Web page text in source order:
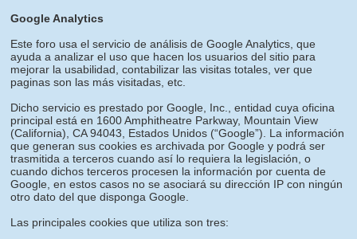
Google Analytics
Este foro usa el servicio de análisis de Google Analytics, que
ayuda a analizar el uso que hacen los usuarios del sitio para
mejorar la usabilidad, contabilizar las visitas totales, ver que
paginas son las más visitadas, etc.
Dicho servicio es prestado por Google, Inc., entidad cuya oficina
principal está en 1600 Amphitheatre Parkway, Mountain View
(California), CA 94043, Estados Unidos (“Google”). La información
que generan sus cookies es archivada por Google y podrá ser
trasmitida a terceros cuando así lo requiera la legislación, o
cuando dichos terceros procesen la información por cuenta de
Google, en estos casos no se asociará su dirección IP con ningún
otro dato del que disponga Google.
Las principales cookies que utiliza son tres: